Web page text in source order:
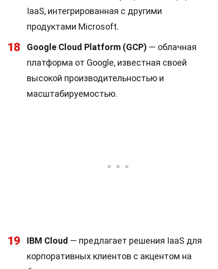
IaaS, интегрированная с другими
продуктами Microsoft.
18 Google Cloud Platform (GCP) — облачная
платформа от Google, известная своей
высокой производительностью и
масштабируемостью.
19 IBM Cloud — предлагает решения IaaS для
корпоративных клиентов с акцентом на